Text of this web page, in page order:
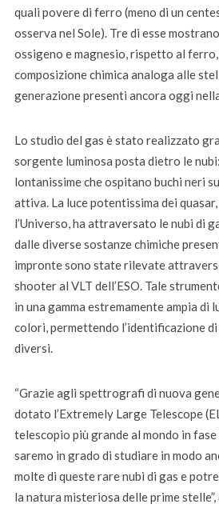
quali povere di ferro (meno di un
osserva nel Sole). Tre di esse
ossigeno e magnesio, rispetto al ferro,
composizione chimica analoga alle
generazione presenti ancora oggi
Lo studio del gas è stato realizzato
sorgente luminosa posta dietro le
lontanissime che ospitano buchi neri
attiva. La luce potentissima dei
l’Universo, ha attraversato le nubi di
dalle diverse sostanze chimiche
impronte sono state rilevate
shooter al VLT dell’ESO. Tale
in una gamma estremamente ampia di
colori, permettendo l’identificazione
diversi.
“Grazie agli spettrografi di nuova
dotato l’Extremely Large Telescope
telescopio più grande al mondo in
saremo in grado di studiare in modo
molte di queste rare nubi di gas e
la natura misteriosa delle prime